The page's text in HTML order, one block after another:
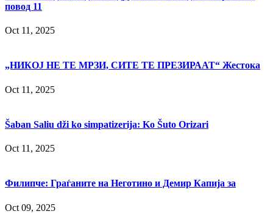
повод 11
Oct 11, 2025
„НИКОЈ НЕ ТЕ МРЗИ, СИТЕ ТЕ ПРЕЗИРААТ“ Жестока
Oct 11, 2025
Šaban Saliu dži ko simpatizerija: Ko Šuto Orizari
Oct 11, 2025
Филипче: Граѓаните на Неготино и Демир Капија за
Oct 09, 2025